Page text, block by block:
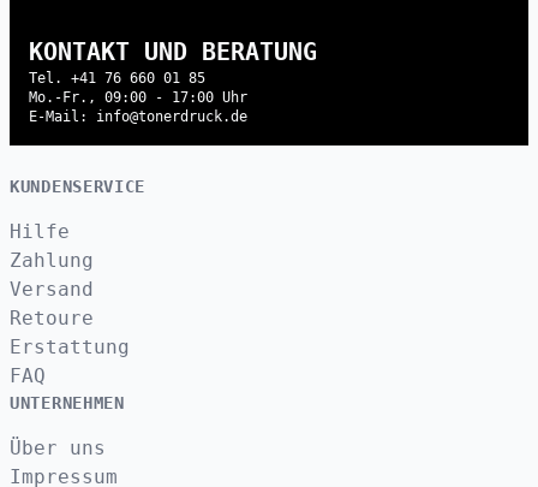
KONTAKT UND BERATUNG
Tel. +41 76 660 01 85
Mo.-Fr., 09:00 - 17:00 Uhr
E-Mail: info@tonerdruck.de
KUNDENSERVICE
Hilfe
Zahlung
Versand
Retoure
Erstattung
FAQ
UNTERNEHMEN
Über uns
Impressum